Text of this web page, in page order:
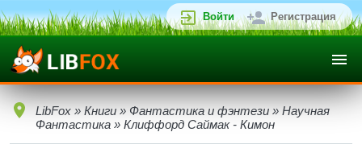
Войти Регистрация
LibFox » Книги » Фантастика и фэнтези » Научная
Фантастика » Клиффорд Саймак - Кимон